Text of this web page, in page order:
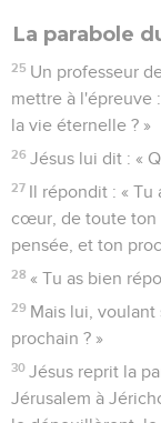
La parabole
25 Un professeur
mettre à l'épreuve
la vie éternelle ? »
26 Jésus lui dit : «
27 Il répondit : « Tu
cœur, de toute ton
pensée, et ton
28 « Tu as bien
29 Mais lui, voulant
prochain ? »
30 Jésus reprit la
Jérusalem à